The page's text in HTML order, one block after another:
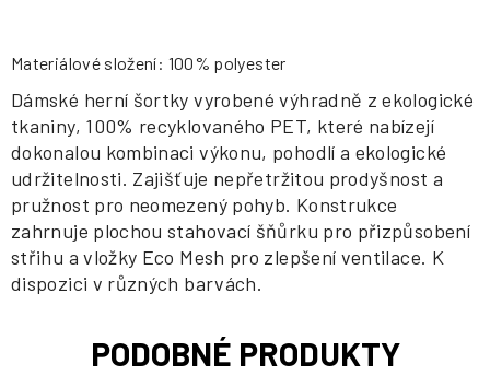
Materiálové složení: 100% polyester
Dámské herní šortky vyrobené výhradně z ekologické
tkaniny, 100% recyklovaného PET, které nabízejí
dokonalou kombinaci výkonu, pohodlí a ekologické
udržitelnosti. Zajišťuje nepřetržitou prodyšnost a
pružnost pro neomezený pohyb. Konstrukce
zahrnuje plochou stahovací šňůrku pro přizpůsobení
střihu a vložky Eco Mesh pro zlepšení ventilace. K
dispozici v různých barvách.